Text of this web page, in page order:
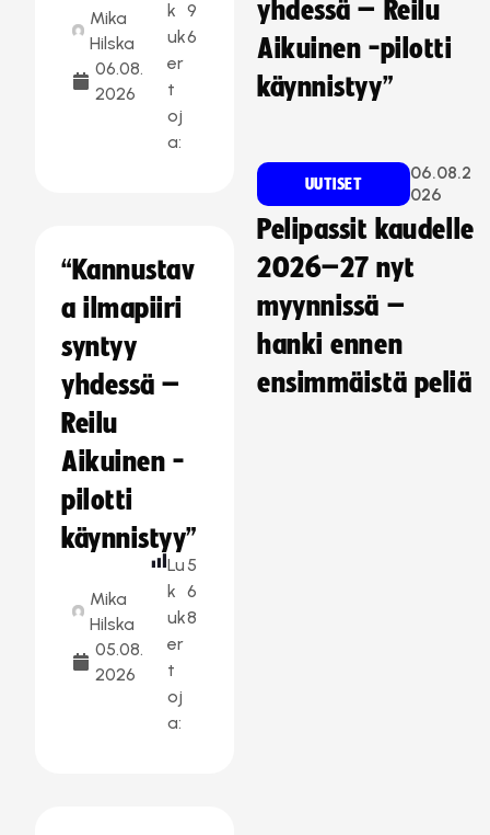
Mika
Hilska
06.08.
2026
k
uk
er
t
oj
a:
9
6
“Kannustav
a ilmapiiri
syntyy
yhdessä –
Reilu
Aikuinen -
pilotti
käynnistyy”
Mika
Hilska
05.08.
2026
Lu
k
uk
er
t
oj
a:
5
6
8
yhdessä – Reilu
Aikuinen -pilotti
käynnistyy”
UUTISET
06.08.2
026
Pelipassit kaudelle
2026–27 nyt
myynnissä –
hanki ennen
ensimmäistä peliä